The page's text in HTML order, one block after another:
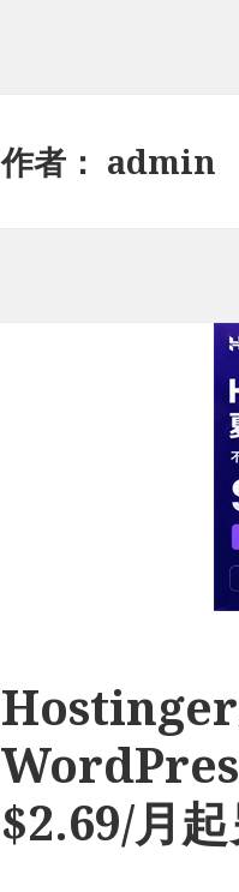
作者： admin
Hostinger
$2.69/月